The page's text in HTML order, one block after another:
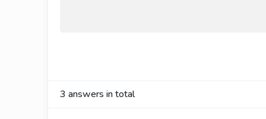
3 answers in total